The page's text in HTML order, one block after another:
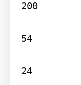
200
54
24